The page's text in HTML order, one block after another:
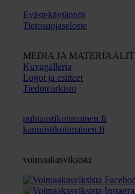
Evästekäytännöt
Tietosuojaseloste
MEDIA JA MATERIAALIT
Kuvagalleria
Logot ja esitteet
Tiedotearkisto
puhtaastikotimainen.fi
kauniistikotimainen.fi
voimaakasviksista